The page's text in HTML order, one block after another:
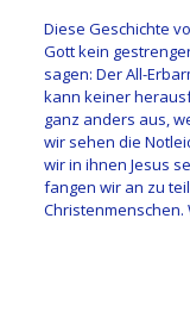
Diese Geschichte
Gott kein
sagen: Der All-
kann keiner
ganz anders aus,
wir sehen die
wir in ihnen Jesus
fangen wir an zu
Christenmenschen.